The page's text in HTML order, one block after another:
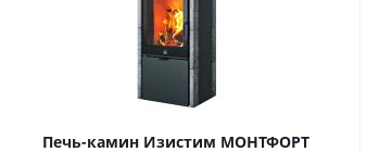
Печь-камин Изистим МОНТФОРТ